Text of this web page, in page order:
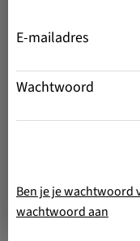
E-mailadres
Wachtwoord
Ben je je wachtwoord
wachtwoord aan